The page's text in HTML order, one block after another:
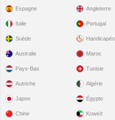
Espagne
Italie
Suède
Angleterre
Portugal
Handicapés
Australie
Pays-Bas
Autriche
Japon
Chine
Maroc
Tunisie
Algérie
Égypte
Koweït